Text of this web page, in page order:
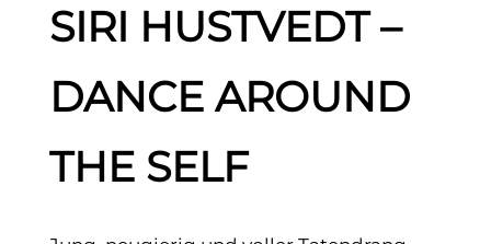
SIRI HUSTVEDT –
DANCE AROUND
THE SELF